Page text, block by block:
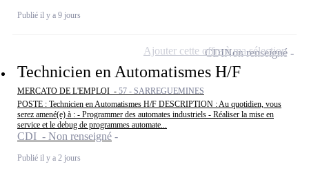
Publié il y a 9 jours
Technicien en Automatismes H/F
MERCATO DE L'EMPLOI - 57 - SARREGUEMINES
POSTE : Technicien en Automatismes H/F DESCRIPTION : Au quotidien, vous
serez amené(e) à : - Programmer des automates industriels - Réaliser la mise en
service et le debug de programmes automate...
CDI - Non renseigné
Publié il y a 2 jours
CDINon renseigné
Ajouter cette offre à ma sélection